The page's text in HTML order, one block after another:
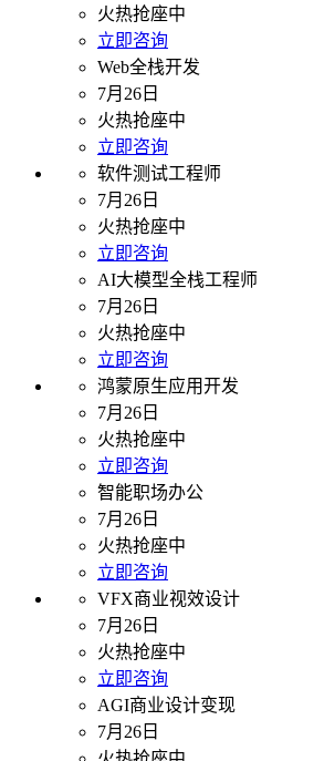
火热抢座中
立即咨询
Web全栈开发
7月26日
火热抢座中
立即咨询
软件测试工程师
7月26日
火热抢座中
立即咨询
AI大模型全栈工程师
7月26日
火热抢座中
立即咨询
鸿蒙原生应用开发
7月26日
火热抢座中
立即咨询
智能职场办公
7月26日
火热抢座中
立即咨询
VFX商业视效设计
7月26日
火热抢座中
立即咨询
AGI商业设计变现
7月26日